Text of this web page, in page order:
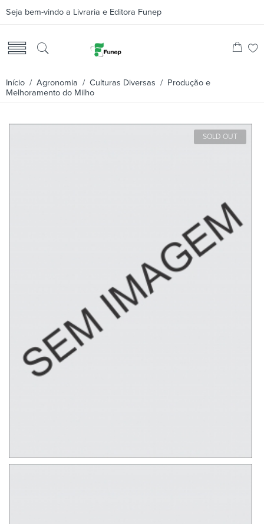
Seja bem-vindo a Livraria e Editora Funep
Início / Agronomia / Culturas Diversas / Produção e
Melhoramento do Milho
SOLD OUT